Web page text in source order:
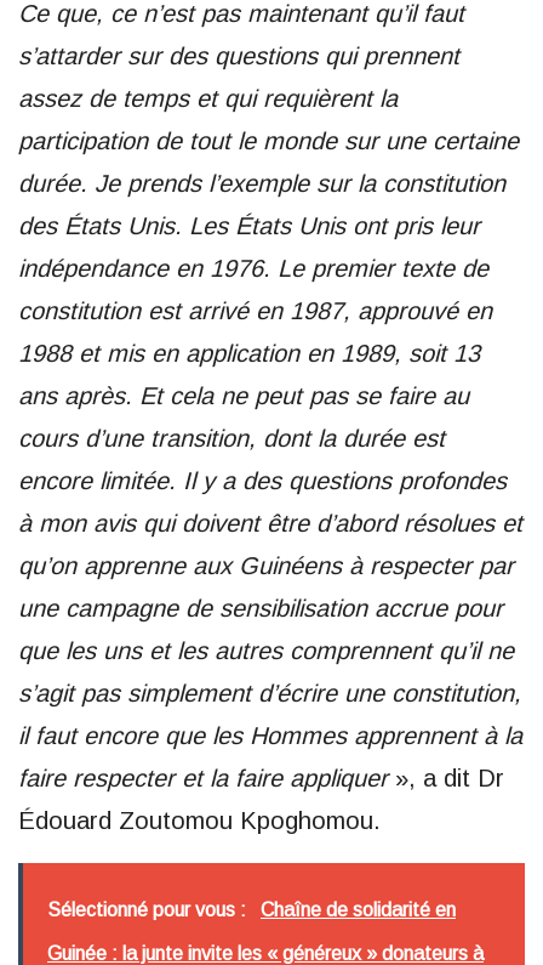
Ce que, ce n’est pas maintenant qu’il faut
s’attarder sur des questions qui prennent
assez de temps et qui requièrent la
participation de tout le monde sur une certaine
durée. Je prends l’exemple sur la constitution
des États Unis. Les États Unis ont pris leur
indépendance en 1976. Le premier texte de
constitution est arrivé en 1987, approuvé en
1988 et mis en application en 1989, soit 13
ans après. Et cela ne peut pas se faire au
cours d’une transition, dont la durée est
encore limitée. Il y a des questions profondes
à mon avis qui doivent être d’abord résolues et
qu’on apprenne aux Guinéens à respecter par
une campagne de sensibilisation accrue pour
que les uns et les autres comprennent qu’il ne
s’agit pas simplement d’écrire une constitution,
il faut encore que les Hommes apprennent à la
faire respecter et la faire appliquer», a dit Dr
Édouard Zoutomou Kpoghomou.
Sélectionné pour vous : Chaîne de solidarité en
Guinée : la junte invite les « généreux » donateurs à